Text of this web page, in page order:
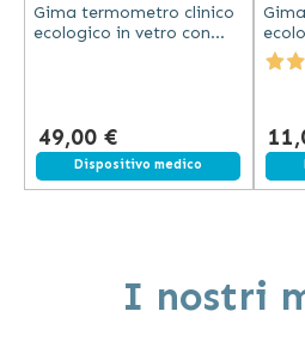
Gima termometro clinico
ecologico in vetro con
49,00 €
Dispositivo medico
di
I nostri